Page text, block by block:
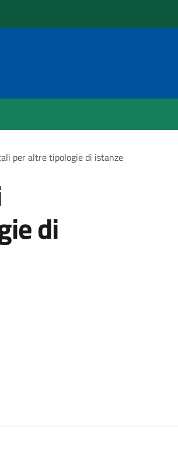
per altre tipologie di istanze
di